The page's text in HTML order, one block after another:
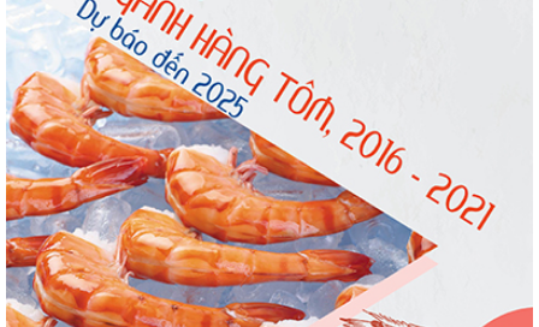
Vietfish 2026 – Nơi hội tụ đổi mới, kết nối và
phát triển...